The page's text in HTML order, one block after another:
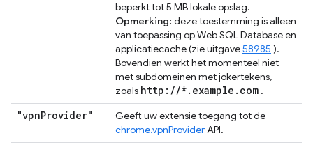
beperkt tot 5 MB lokale opslag.
Opmerking: deze toestemming is alleen
van toepassing op Web SQL Database en
applicatiecache (zie uitgave58985 ).
Bovendien werkt het momenteel niet
met subdomeinen met jokertekens,
zoals http://*.example.com .
"vpnProvider"
Geeft uw extensie toegang tot de
chrome.vpnProviderAPI.